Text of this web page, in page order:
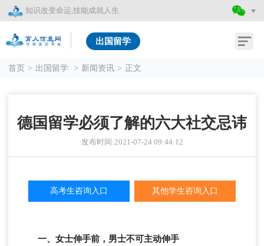
知识改变命运,技能成就人生
出国留学
首页 > 出国留学 > 新闻资讯 > 正文
德国留学必须了解的六大社交忌讳
发布时间:2021-07-24 09:44:12
高考生咨询入口 其他学生咨询入口
一、女士伸手前，男士不可主动伸手